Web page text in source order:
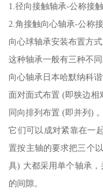
1.径向接触轴承-公称接
2.角接触向心轴承-公称
向心球轴承安装布置方式
这种轴承一般有三种不
向心轴承日本哈默纳科
面对面式布置 (即狭边相
同向排列布置 (即并列) 。
它们可以成对紧靠在一
置按主轴的要求把三个
具) 大都采用单个轴承
的间隙。